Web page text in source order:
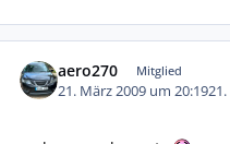
aero270 Mitglied
21. März 2009 um 20:19